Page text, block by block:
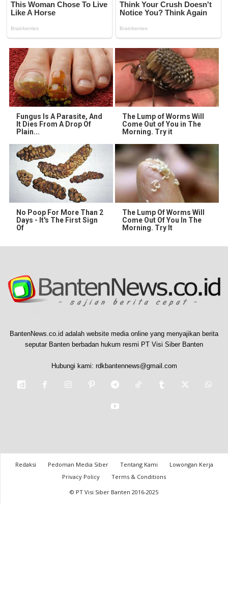
Fungus Is A Parasite, And
It Dies From A Drop Of
Plain...
The Lump of Worms Will
Come Out of You in The
Morning. Try it
No Poop For More Than 2
Days - It's The First Sign
Of
The Lump Of Worms Will
Come Out Of You In The
Morning. Try It
BantenNews.co.id adalah website media online yang menyajikan berita
seputar Banten berbadan hukum resmi PT Visi Siber Banten
Hubungi kami: rdkbantennews@gmail.com
Redaksi Pedoman Media Siber Tentang Kami
Lowongan Kerja
Privacy Policy
Terms & Conditions
© PT Visi Siber Banten 2016-2025